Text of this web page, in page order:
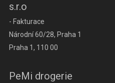
s.r.o
- Fakturace
Národní 60/28, Praha 1
Praha 1, 110 00
PeMi drogerie